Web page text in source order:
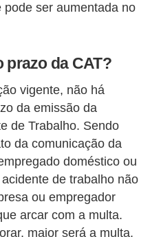
ser aumentada no
prazo da CAT?
vigente, não há
da emissão da
de Trabalho. Sendo
da comunicação da
doméstico ou
de trabalho não
ou empregador
arcar com a multa.
maior será a multa.